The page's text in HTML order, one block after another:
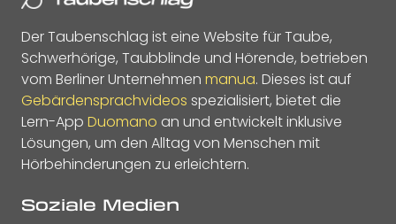
Der Taubenschlag ist eine Website für Taube,
Schwerhörige, Taubblinde und Hörende, betrieben
vom Berliner Unternehmen manua. Dieses ist auf
Gebärdensprachvideos spezialisiert, bietet die
Lern-App Duomano an und entwickelt inklusive
Lösungen, um den Alltag von Menschen mit
Hörbehinderungen zu erleichtern.
Soziale Medien